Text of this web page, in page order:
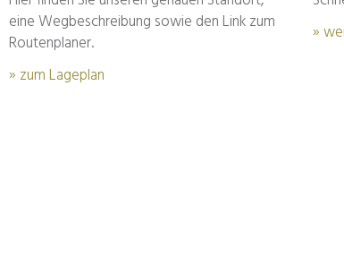
eine Wegbeschreibung sowie den Link zum
Routenplaner.
» zum Lageplan
»